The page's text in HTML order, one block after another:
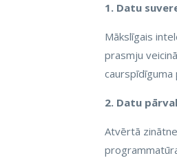
1. Datu
Mākslīgais
prasmju
caurspīdīguma
2. Datu
Atvērtā